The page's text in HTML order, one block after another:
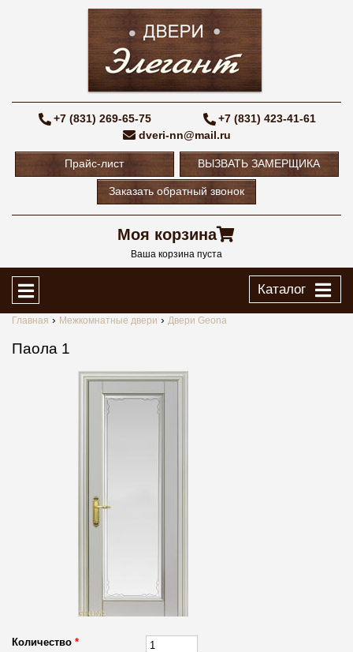
+7 (831) 269-65-75
+7 (831) 423-41-61
dveri-nn@mail.ru
Прайс-лист ВЫЗВАТЬ ЗАМЕРЩИКА
Заказать обратный звонок
Моя корзина
Ваша корзина пуста
Каталог
Главная Межкомнатные двери Двери Geona
Паола 1
Количество *